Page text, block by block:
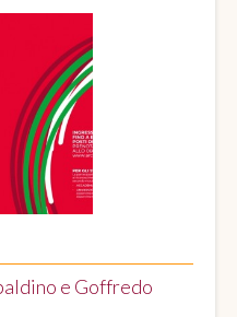
e Goffredo